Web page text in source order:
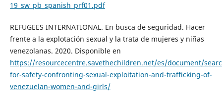
19_sw_pb_spanish_prf01.pdf
REFUGEES INTERNATIONAL. En busca de seguridad. Hacer
frente a la explotación sexual y la trata de mujeres y niñas
venezolanas. 2020. Disponible en
https://resourcecentre.savethechildren.net/es/document/
for-safety-confronting-sexual-exploitation-and-trafficking-of-
venezuelan-women-and-girls/